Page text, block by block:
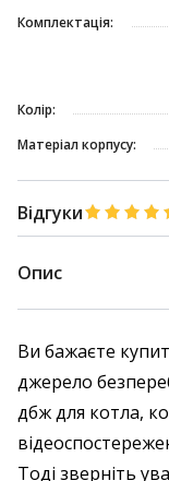
Комплектація:
Колір:
Матеріал корпусу:
Відгуки
Опис
Ви бажаєте
джерело
дбж для котла,
Тоді зверніть